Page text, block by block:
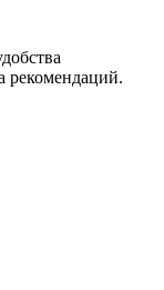
рекомендаций.